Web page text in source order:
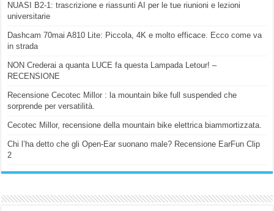
NUASI B2-1: trascrizione e riassunti AI per le tue riunioni e lezioni
universitarie
Dashcam 70mai A810 Lite: Piccola, 4K e molto efficace. Ecco come va
in strada
NON Crederai a quanta LUCE fa questa Lampada Letour! –
RECENSIONE
Recensione Cecotec Millor : la mountain bike full suspended che
sorprende per versatilità.
Cecotec Millor, recensione della mountain bike elettrica biammortizzata.
Chi l’ha detto che gli Open-Ear suonano male? Recensione EarFun Clip
2